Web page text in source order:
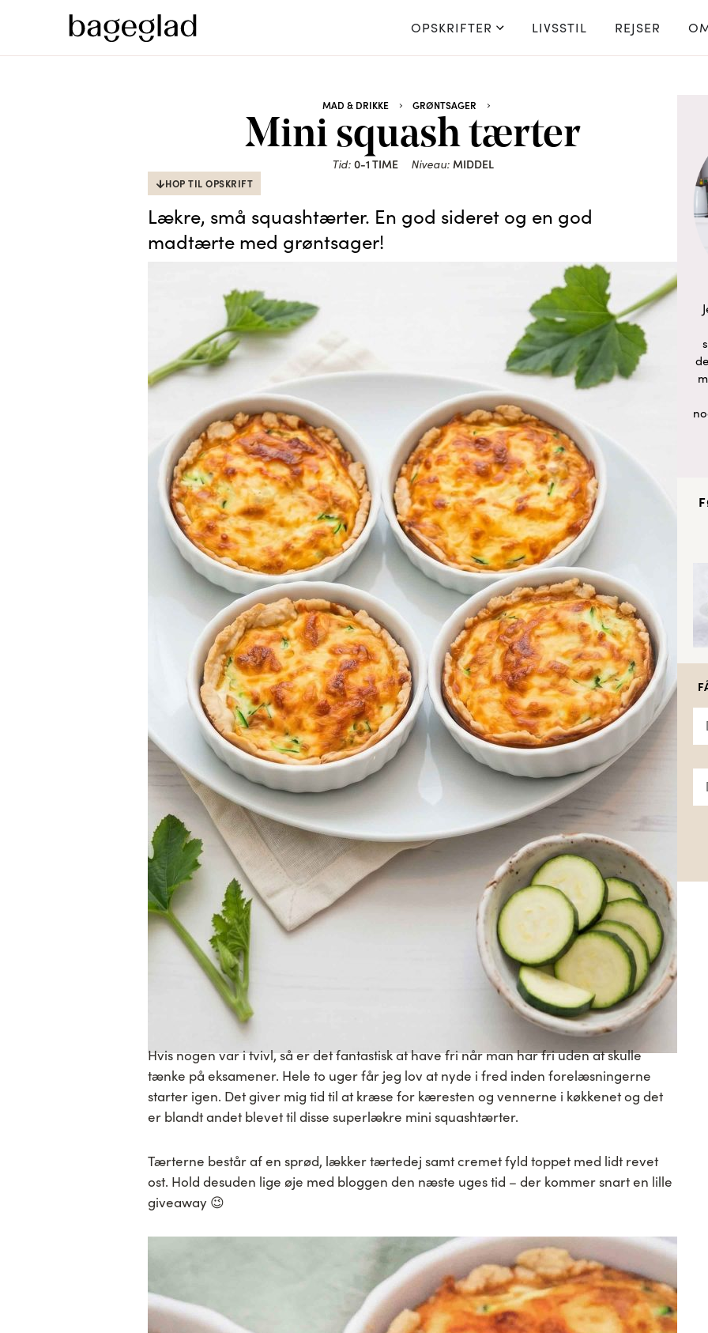
OPSKRIFTER LIVSSTIL REJSER
MAD & DRIKKE GRØNTSAGER
Mini squash tærter
Tid: 0-1 TIME Niveau: MIDDEL
HOP TIL OPSKRIFT
Lækre, små squashtærter. En god sideret og en god
madtærte med grøntsager!
Hvis nogen var i tvivl, så er det fantastisk at have fri når man har fri uden at skulle
tænke på eksamener. Hele to uger får jeg lov at nyde i fred inden forelæsningerne
starter igen. Det giver mig tid til at kræse for kæresten og vennerne i køkkenet og det
er blandt andet blevet til disse superlækre mini squashtærter.
Tærterne består af en sprød, lækker tærtedej samt cremet fyld toppet med lidt revet
ost. Hold desuden lige øje med bloggen den næste uges tid – der kommer snart en lille
giveaway 😉